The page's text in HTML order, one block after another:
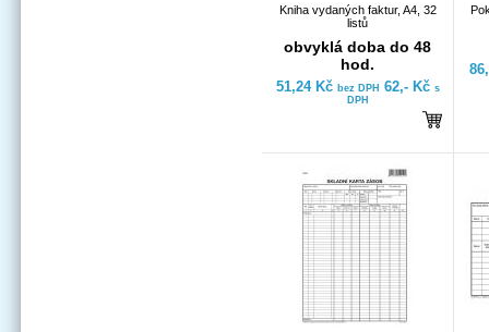
Kniha vydaných faktur, A4, 32
listů
obvyklá doba do 48
hod.
51,24 Kč bez DPH 62,- Kč s
DPH